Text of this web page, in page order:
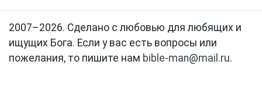
2007–2026. Сделано с любовью для любящих и
ищущих Бога. Если у вас есть вопросы или
пожелания, то пишите нам bible-man@mail.ru.